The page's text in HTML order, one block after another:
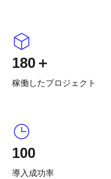
180＋
稼働したプロジェクト
100
導入成功率